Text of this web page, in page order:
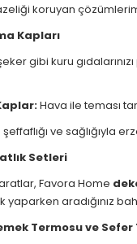
koruyan
Kapları
gibi kuru
Hava ile teması
şeffaflığı ve sağlığıyla
Setleri
Favora Home
aradığınız
Termosu ve Sefer